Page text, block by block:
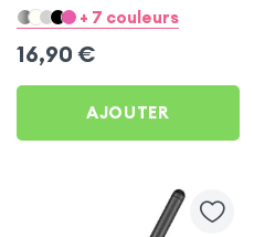
Galaxy Tab S10 Ultra /
S6 Lite
+ 7 couleurs
16,90 €
AJOUTER